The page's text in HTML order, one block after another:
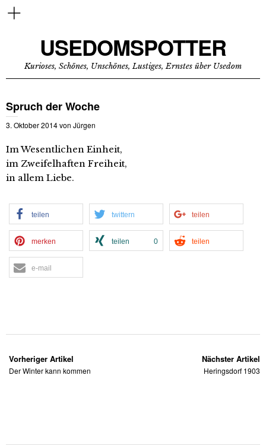
USEDOMSPOTTER
Kurioses, Schönes, Unschönes, Lustiges, Ernstes über Usedom
Spruch der Woche
3. Oktober 2014von Jürgen
Im Wesentlichen Einheit,
im Zweifelhaften Freiheit,
in allem Liebe.
teilen twittern teilen
merken teilen 0 teilen
e-mail
Vorheriger Artikel
Der Winter kann kommen
Nächster Artikel
Heringsdorf 1903